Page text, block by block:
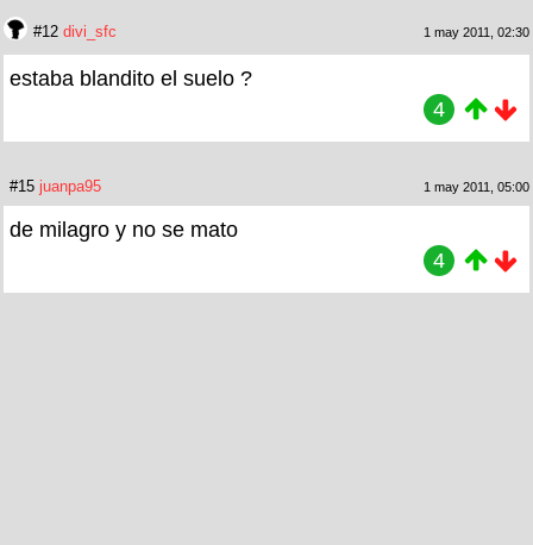
#12 divi_sfc 1 may 2011, 02:30
estaba blandito el suelo ?
4
#15 juanpa95 1 may 2011, 05:00
de milagro y no se mato
4